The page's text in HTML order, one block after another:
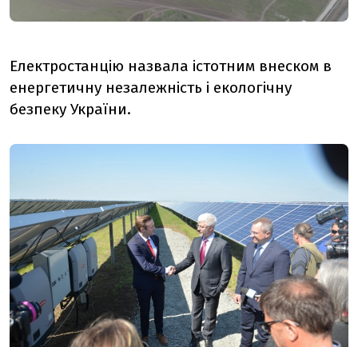
Електростанцію назвала істотним внеском в
енергетичну незалежність і екологічну
безпеку України.